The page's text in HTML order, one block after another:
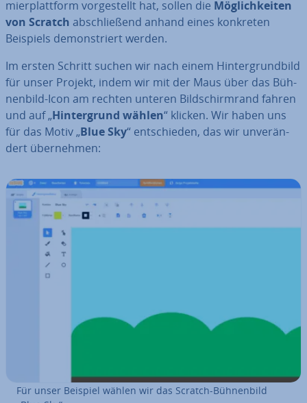
mier­platt­form vor­ge­stellt hat, sollen die Mög­lich­kei­ten
von Scratch ab­schlie­ßend anhand eines konkreten
Beispiels de­mons­triert werden.
Im ersten Schritt suchen wir nach einem Hin­ter­grund­bild
für unser Projekt, indem wir mit der Maus über das Büh­
nen­bild-Icon am rechten unteren Bild­schirm­rand fahren
und auf „Hin­ter­grund wählen“ klicken. Wir haben uns
für das Motiv „Blue Sky“ ent­schie­den, das wir un­ver­än­
dert über­neh­men:
Für unser Beispiel wählen wir das Scratch-Büh­nen­bild